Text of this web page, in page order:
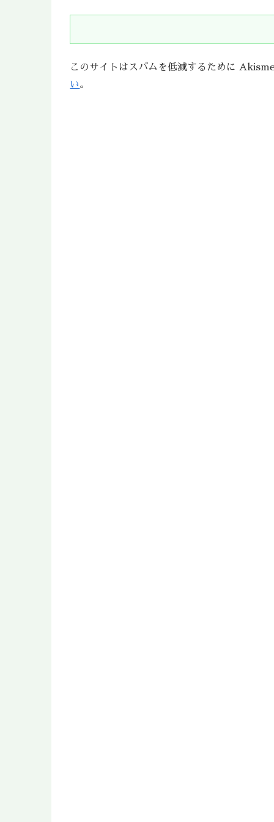
このサイトはスパムを低減するために
い。